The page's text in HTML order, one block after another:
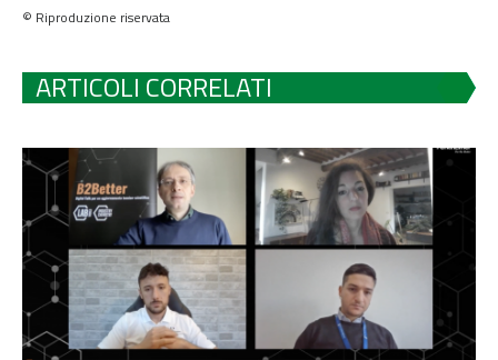
© Riproduzione riservata
ARTICOLI CORRELATI